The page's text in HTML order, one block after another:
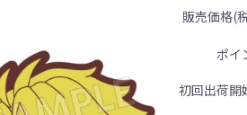
販売価格(
ポイ
初回出荷開